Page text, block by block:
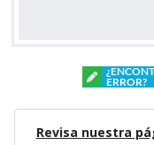
ERROR?
Revisa nuestra